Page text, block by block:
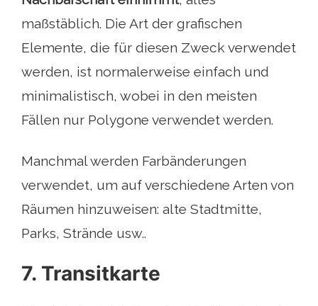
maßstäblich. Die Art der grafischen
Elemente, die für diesen Zweck verwendet
werden, ist normalerweise einfach und
minimalistisch, wobei in den meisten
Fällen nur Polygone verwendet werden.
Manchmal werden Farbänderungen
verwendet, um auf verschiedene Arten von
Räumen hinzuweisen: alte Stadtmitte,
Parks, Strände usw..
7. Transitkarte